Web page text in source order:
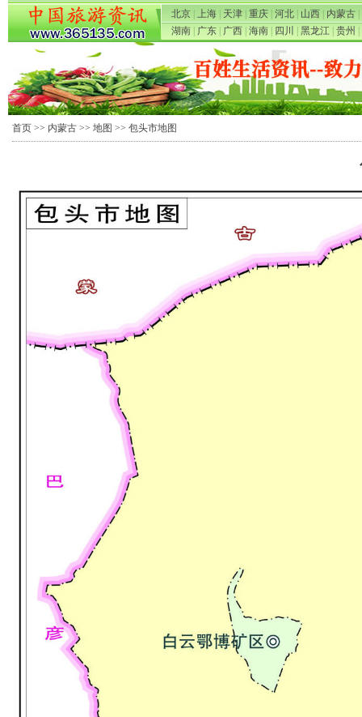
北京 上海 天津 重庆 河北 山西 内蒙古
湖南
广东 广西 海南 四川 黑龙江 贵州
首页 >> 内蒙古 >> 地图 >> 包头市地图